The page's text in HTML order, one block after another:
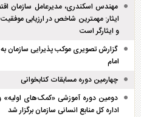
مهندس اسکندری، مدیرعامل سازمان
ایثار: مهمترین شاخص در ارزیابی
و ایثارگر است
گزارش تصویری موکب پذیرایی سازمان
امام
چهارمین دوره مسابقات کتابخوانی
دومین دوره آموزشی «کمک‌های اولیه»
اداره کل منابع انسانی سازمان برگزار شد